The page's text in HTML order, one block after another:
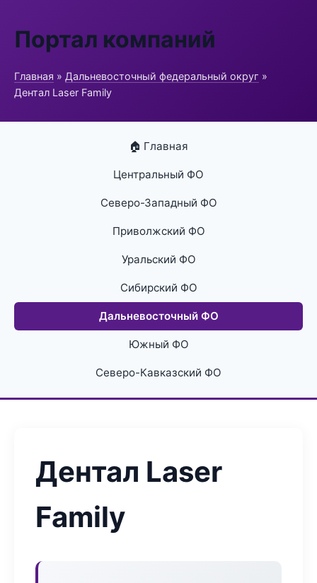
Портал компаний
Главная » Дальневосточный федеральный округ »
Дентал Laser Family
🏠 Главная
Центральный ФО
Северо-Западный ФО
Приволжский ФО
Уральский ФО
Сибирский ФО
Дальневосточный ФО
Южный ФО
Северо-Кавказский ФО
Дентал Laser
Family